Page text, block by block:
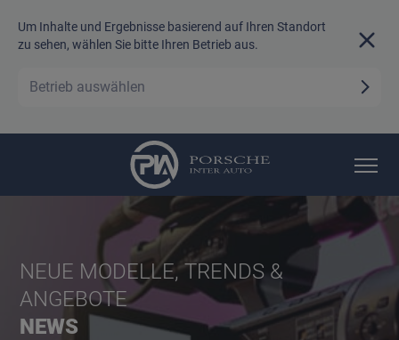
Um Inhalte und Ergebnisse basierend auf Ihren Standort
zu sehen, wählen Sie bitte Ihren Betrieb aus.
Betrieb auswählen
NEUE MODELLE, TRENDS &
ANGEBOTE
NEWS